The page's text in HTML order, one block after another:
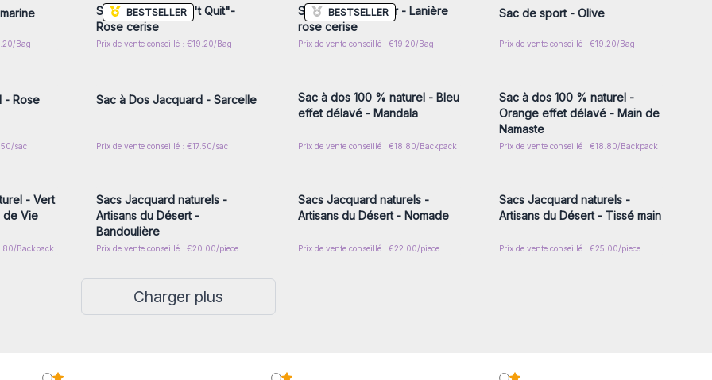
Bag
BESTSELLER
Sac de sport "Don't Quit"-
Rose cerise
Prix de vente conseillé : €19.20/Bag
BESTSELLER
Sac de sport - Noir - Lanière
rose cerise
Prix de vente conseillé : €19.20/Bag
Sac de sport - Olive
Prix de vente conseillé : €19.20/Bag
- Rose
sac
Connectez-vous ou inscrivez-
Sac à Dos Jacquard - Sarcelle
Prix de vente conseillé : €17.50/sac
Connectez-vous ou inscrivez-
Sac à dos 100 % naturel - Bleu
effet délavé - Mandala
Prix de vente conseillé : €18.80/Backpack
Connectez-vous ou inscrivez-
Sac à dos 100 % naturel -
Orange effet délavé - Main de
Namaste
Prix de vente conseillé : €18.80/Backpack
- Vert
de Vie
Backpack
Connectez-vous ou inscrivez-
Sacs Jacquard naturels -
Artisans du Désert -
Bandoulière
Prix de vente conseillé : €20.00/piece
Connectez-vous ou inscrivez-
Sacs Jacquard naturels -
Artisans du Désert - Nomade
Prix de vente conseillé : €22.00/piece
Connectez-vous ou inscrivez-
Sacs Jacquard naturels -
Artisans du Désert - Tissé main
Prix de vente conseillé : €25.00/piece
Charger plus